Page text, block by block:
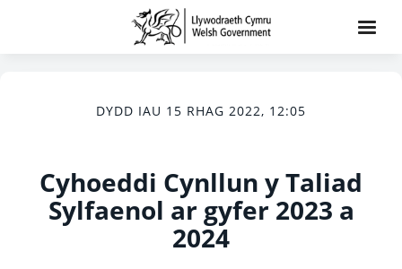
DYDD IAU 15 RHAG 2022, 12:05
Cyhoeddi Cynllun y Taliad
Sylfaenol ar gyfer 2023 a
2024